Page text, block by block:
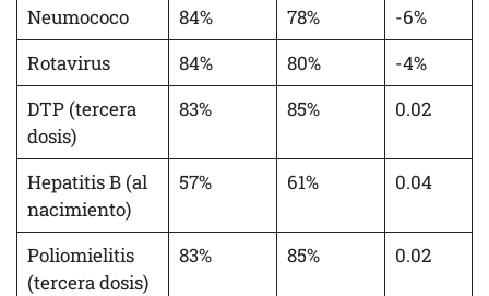
Neumococo 84% 78%
-6%
Rotavirus
84% 80%
-4%
DTP (tercera
dosis)
83% 85% 0.02
Hepatitis B (al
nacimiento)
57% 61% 0.04
Poliomielitis
(tercera dosis)
83% 85% 0.02